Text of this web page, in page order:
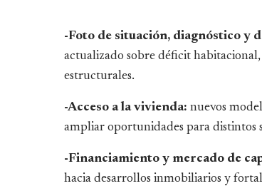
-Foto de situación, diagnóstico y
actualizado sobre déficit
estructurales.
-Acceso a la vivienda: nuevos
ampliar oportunidades para distintos
-Financiamiento y mercado de
hacia desarrollos inmobiliarios y